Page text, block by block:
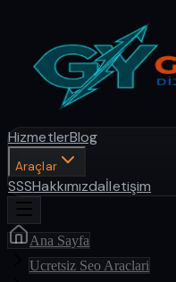
HizmetlerBlog
Araçlar
SSSHakkımızdaİletişim
Ana Sayfa
Ucretsiz Seo Araclari